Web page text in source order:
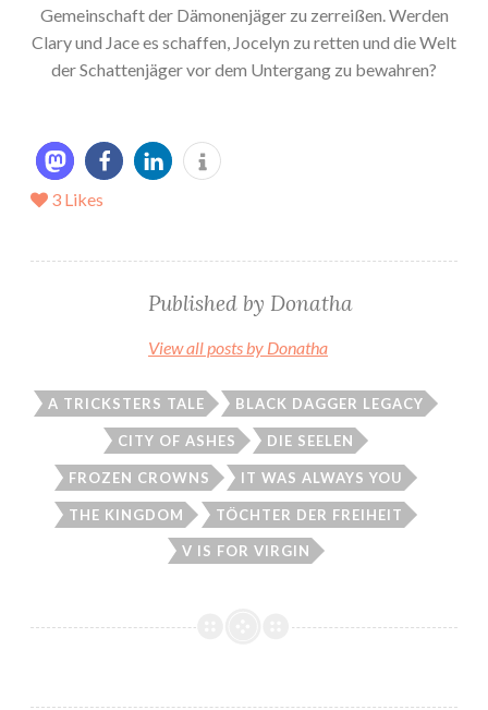
Gemeinschaft der Dämonenjäger zu zerreißen. Werden
Clary und Jace es schaffen, Jocelyn zu retten und die Welt
der Schattenjäger vor dem Untergang zu bewahren?
3 Likes
Published by Donatha
View all posts by Donatha
A TRICKSTERS TALE BLACK DAGGER LEGACY
CITY OF ASHES DIE SEELEN
FROZEN CROWNS IT WAS ALWAYS YOU
THE KINGDOM TÖCHTER DER FREIHEIT
V IS FOR VIRGIN